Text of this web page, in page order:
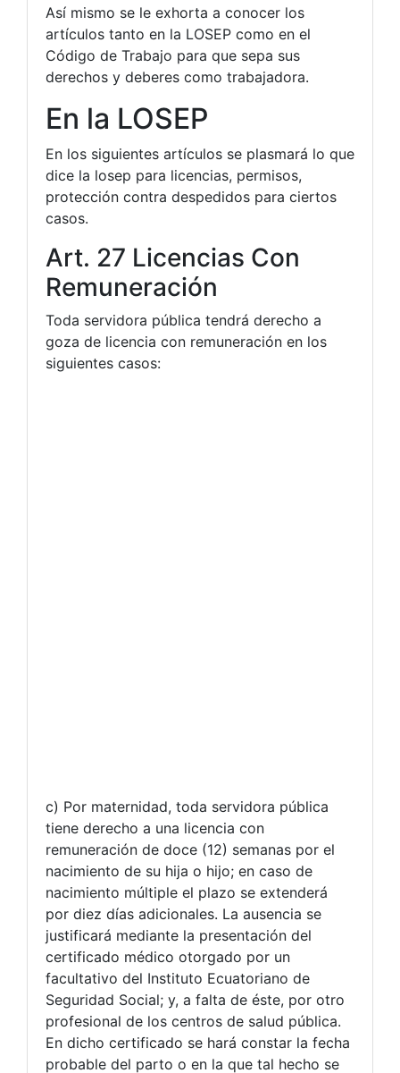
Así mismo se le exhorta a conocer los
artículos tanto en la LOSEP como en el
Código de Trabajo para que sepa sus
derechos y deberes como trabajadora.
En la LOSEP
En los siguientes artículos se plasmará lo que
dice la losep para licencias, permisos,
protección contra despedidos para ciertos
casos.
Art. 27 Licencias Con
Remuneración
Toda servidora pública tendrá derecho a
goza de licencia con remuneración en los
siguientes casos:
c) Por maternidad, toda servidora pública
tiene derecho a una licencia con
remuneración de doce (12) semanas por el
nacimiento de su hija o hijo; en caso de
nacimiento múltiple el plazo se extenderá
por diez días adicionales. La ausencia se
justificará mediante la presentación del
certificado médico otorgado por un
facultativo del Instituto Ecuatoriano de
Seguridad Social; y, a falta de éste, por otro
profesional de los centros de salud pública.
En dicho certificado se hará constar la fecha
probable del parto o en la que tal hecho se